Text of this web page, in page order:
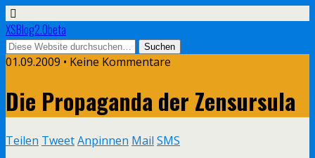
XSBlog2.0beta
01.09.2009 • Keine Kommentare
Die Propaganda der Zensursula
Teilen TweetAnpinnen Mail SMS